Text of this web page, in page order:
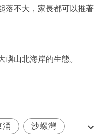
落不大，家長都可以推著
嶼山北海岸的生態。
涌 沙螺灣